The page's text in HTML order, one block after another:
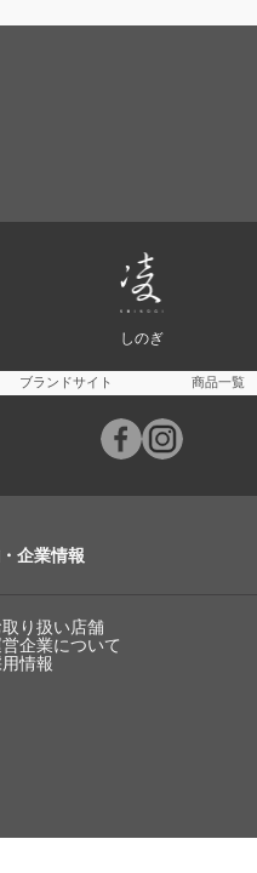
しのぎ
ブランドサイト 商品一覧
企業情報
り扱い店舗
企業について
情報